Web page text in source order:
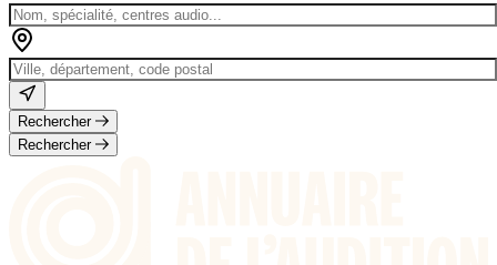
Rechercher
Rechercher